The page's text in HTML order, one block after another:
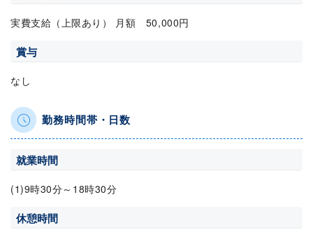
実費支給（上限あり） 月額 50,000円
賞与
なし
勤務時間帯・日数
就業時間
(1)9時30分～18時30分
休憩時間